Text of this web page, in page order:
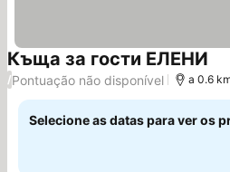
Къща за гости ЕЛЕНИ
/Pontuação não disponível a 0.6
Selecione as datas para ver os